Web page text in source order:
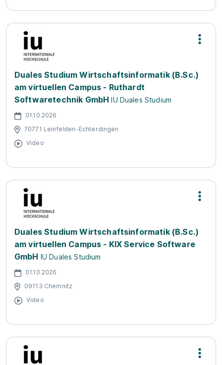
Duales Studium Wirtschaftsinformatik (B.Sc.)
am virtuellen Campus - Ruthardt
Softwaretechnik GmbH IU Duales Studium
01.10.2026
70771 Leinfelden-Echterdingen
Video
Duales Studium Wirtschaftsinformatik (B.Sc.)
am virtuellen Campus - KIX Service Software
GmbH IU Duales Studium
01.10.2026
09113 Chemnitz
Video